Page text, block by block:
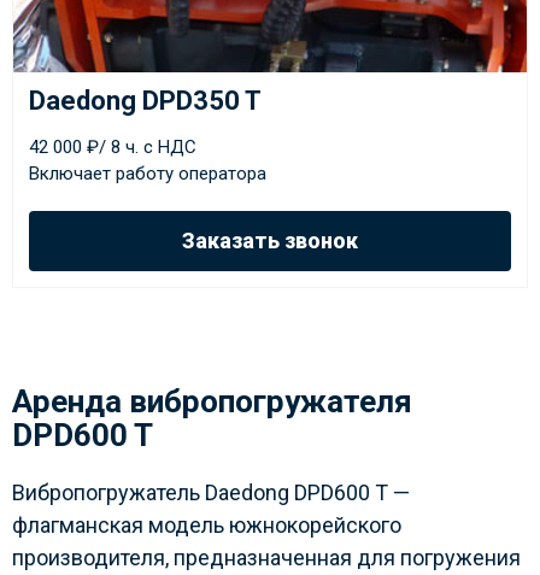
Daedong DPD350 T
42 000 ₽/ 8 ч. с НДС
Включает работу оператора
Заказать звонок
Аренда вибропогружателя
DPD600 T
Вибропогружатель Daedong DPD600 T —
флагманская модель южнокорейского
производителя, предназначенная для погружения